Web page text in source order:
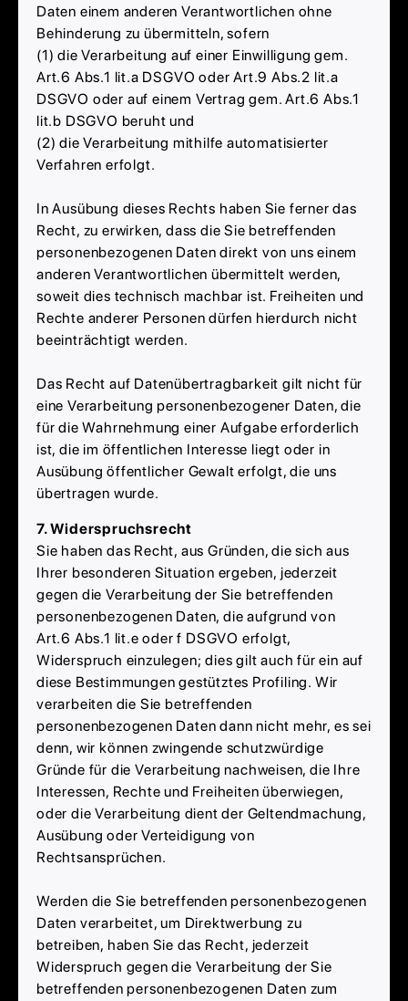
Daten einem anderen Verantwortlichen ohne
Behinderung zu übermitteln, sofern
(1) die Verarbeitung auf einer Einwilligung gem.
Art.6 Abs.1 lit.a DSGVO oder Art.9 Abs.2 lit.a
DSGVO oder auf einem Vertrag gem. Art.6 Abs.1
lit.b DSGVO beruht und
(2) die Verarbeitung mithilfe automatisierter
Verfahren erfolgt.
In Ausübung dieses Rechts haben Sie ferner das
Recht, zu erwirken, dass die Sie betreffenden
personenbezogenen Daten direkt von uns einem
anderen Verantwortlichen übermittelt werden,
soweit dies technisch machbar ist. Freiheiten und
Rechte anderer Personen dürfen hierdurch nicht
beeinträchtigt werden.
Das Recht auf Datenübertragbarkeit gilt nicht für
eine Verarbeitung personenbezogener Daten, die
für die Wahrnehmung einer Aufgabe erforderlich
ist, die im öffentlichen Interesse liegt oder in
Ausübung öffentlicher Gewalt erfolgt, die uns
übertragen wurde.
7. Widerspruchsrecht
Sie haben das Recht, aus Gründen, die sich aus
Ihrer besonderen Situation ergeben, jederzeit
gegen die Verarbeitung der Sie betreffenden
personenbezogenen Daten, die aufgrund von
Art.6 Abs.1 lit.e oder f DSGVO erfolgt,
Widerspruch einzulegen; dies gilt auch für ein auf
diese Bestimmungen gestütztes Profiling. Wir
verarbeiten die Sie betreffenden
personenbezogenen Daten dann nicht mehr, es sei
denn, wir können zwingende schutzwürdige
Gründe für die Verarbeitung nachweisen, die Ihre
Interessen, Rechte und Freiheiten überwiegen,
oder die Verarbeitung dient der Geltendmachung,
Ausübung oder Verteidigung von
Rechtsansprüchen.
Werden die Sie betreffenden personenbezogenen
Daten verarbeitet, um Direktwerbung zu
betreiben, haben Sie das Recht, jederzeit
Widerspruch gegen die Verarbeitung der Sie
betreffenden personenbezogenen Daten zum